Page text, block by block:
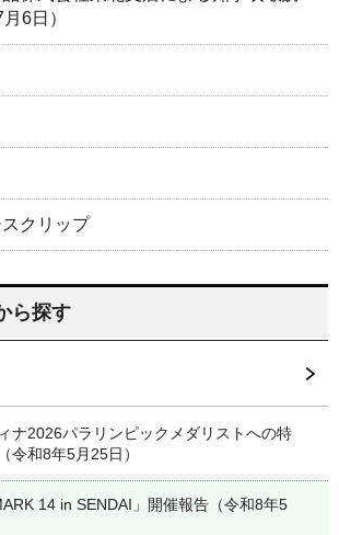
6日）
クリップ
ら探す
ナ2026パラリンピックメダリストへの特
令和8年5月25日）
14 in SENDAI」開催報告（令和8年5